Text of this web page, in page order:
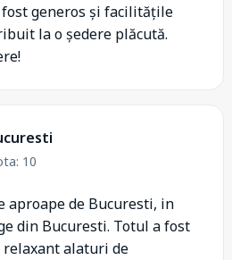
generos și facilitățile
la o ședere plăcută.
10
aproape de Bucuresti, in
din Bucuresti. Totul a fost
relaxant alaturi de